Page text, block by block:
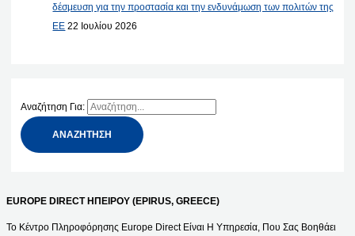
δέσμευση για την προστασία και την ενδυνάμωση των πολιτών της
ΕΕ 22 Ιουλίου 2026
Αναζήτηση Για:
EUROPE DIRECT ΗΠΕΙΡΟΥ (EPIRUS, GREECE)
Το Κέντρο Πληροφόρησης Europe Direct Είναι Η Υπηρεσία, Που Σας Βοηθάει